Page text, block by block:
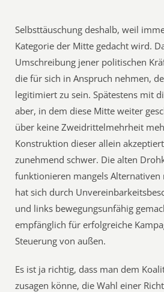
Selbsttäuschung deshalb, weil
Kategorie der Mitte gedacht wird.
Umschreibung jener politischen
die für sich in Anspruch nehmen,
legitimiert zu sein. Spätestens mit
aber, in dem diese Mitte weiter
über keine Zweidrittelmehrheit
Konstruktion dieser allein
zunehmend schwer. Die alten
funktionieren mangels Alternativen
hat sich durch
und links bewegungsunfähig
empfänglich für erfolgreiche
Steuerung von außen.
Es ist ja richtig, dass man dem
zusagen könne, die Wahl einer